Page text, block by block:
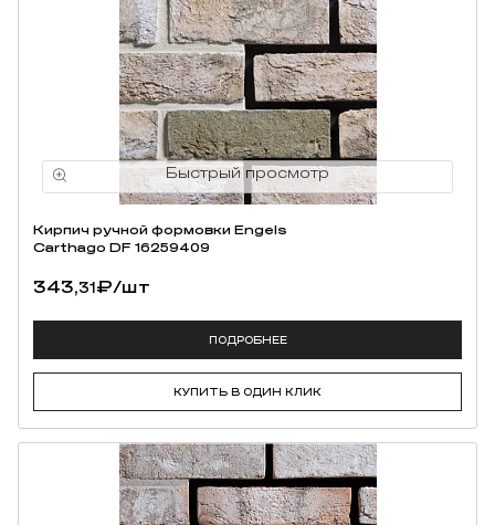
Кирпич ручной формовки Engels
Carthago DF 16259409
343,31₽/шт
ПОДРОБНЕЕ
КУПИТЬ В ОДИН КЛИК